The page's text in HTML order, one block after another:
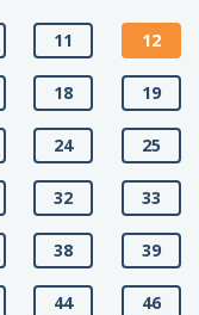
11 12
18 19
24 25
32 33
38 39
44 46